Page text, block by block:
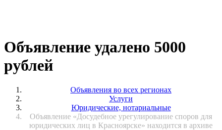
Объявление удалено 5000
рублей
Объявления во всех регионах
Услуги
Юридические, нотариальные
Объявление «Досудебное урегулирование споров для
юридических лиц в Красноярске» находится в архиве